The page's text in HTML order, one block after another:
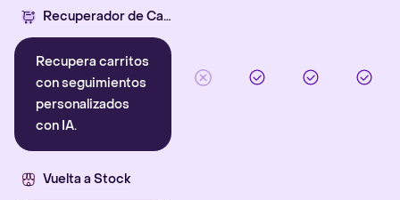
Recuperador de Carritos con IA
Recupera carritos
con seguimientos
personalizados
con IA.
Vuelta a Stock